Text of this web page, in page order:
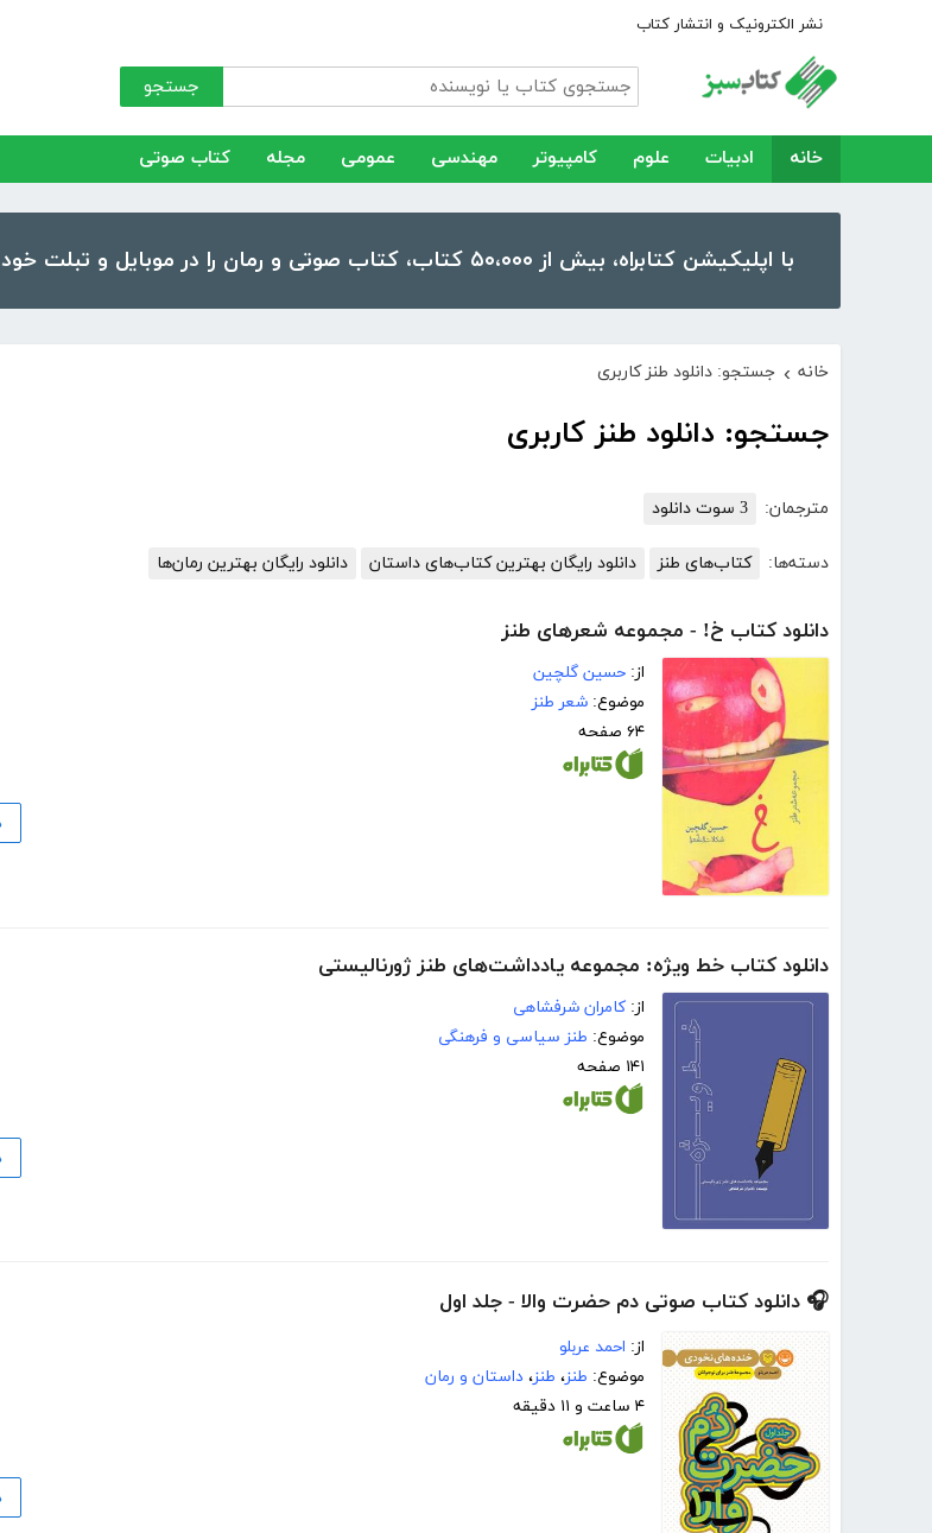
نشر الکترونیک و انتشار کتاب
جستجو
خانه ادبیات علوم کامپیوتر مهندسی عمومی مجله کتاب صوتی
با اپلیکیشن کتابراه، بیش از ۵۰،۰۰۰ کتاب، کتاب صوتی و رمان را در موبایل و تبلت خود داشته باشید!
خانه › جستجو: دانلود طنز کاربری
جستجو: دانلود طنز کاربری
مترجمان: 3 سوت دانلود
دسته‌ها: کتاب‌های طنز دانلود رایگان بهترین کتاب‌های داستان دانلود رایگان بهترین رمان‌ها
دانلود کتاب خ! - مجموعه شعرهای طنز
از: حسین گلچین
موضوع: شعر طنز
۶۴ صفحه
دانلود کتاب خط ویژه: مجموعه یادداشت‌های طنز ژورنالیستی
از: کامران شرفشاهی
موضوع: طنز سیاسی و فرهنگی
۱۴۱ صفحه
🎧 دانلود کتاب صوتی دم حضرت والا - جلد اول
از: احمد عربلو
موضوع: طنز، طنز، داستان و رمان
۴ ساعت و ۱۱ دقیقه